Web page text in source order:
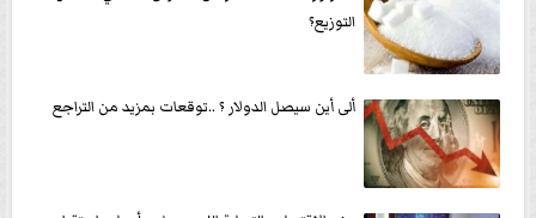
التوزيع؟
ألى أين سيصل الدولار ؟ ..توقعات بمزيد من التراجع